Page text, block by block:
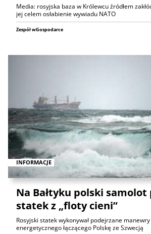
Media: rosyjska baza w Królewcu źródłem
jej celem osłabienie wywiadu NATO
Zespół wGospodarce
INFORMACJE
Na Bałtyku polski samolot
statek z „floty cieni”
Rosyjski statek wykonywał podejrzane
energetycznego łączącego Polskę ze Szwecją